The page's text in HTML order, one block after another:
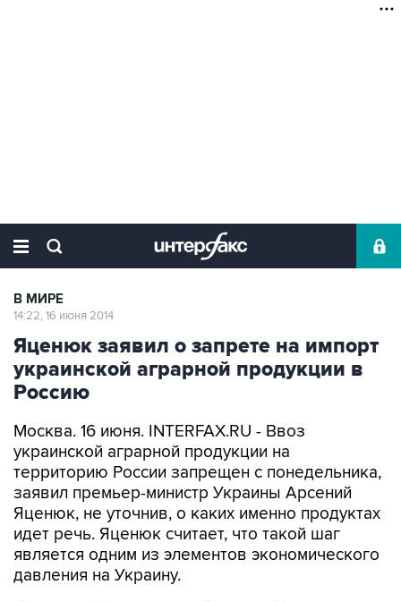
В МИРЕ
14:22, 16 июня 2014
Яценюк заявил о запрете на импорт
украинской аграрной продукции в
Россию
Москва. 16 июня. INTERFAX.RU - Ввоз
украинской аграрной продукции на
территорию России запрещен с понедельника,
заявил премьер-министр Украины Арсений
Яценюк, не уточнив, о каких именно продуктах
идет речь. Яценюк считает, что такой шаг
является одним из элементов экономического
давления на Украину.